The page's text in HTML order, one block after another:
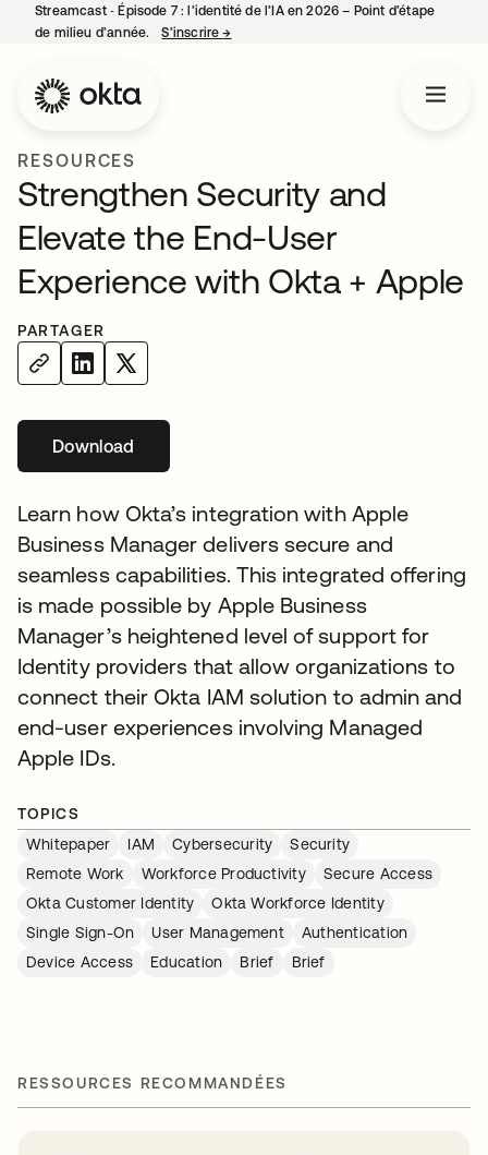
Streamcast ‑ Épisode 7 : l’identité de l’IA en 2026 – Point d’étape
de milieu d’année.
S’inscrire→
RESOURCES
Strengthen Security and
Elevate the End-User
Experience with Okta + Apple
PARTAGER
Downloads’ouvre dans un nouvel onglet
Learn how Okta’s integration with Apple
Business Manager delivers secure and
seamless capabilities. This integrated offering
is made possible by Apple Business
Manager’s heightened level of support for
Identity providers that allow organizations to
connect their Okta IAM solution to admin and
end-user experiences involving Managed
Apple IDs.
TOPICS
Whitepaper
IAM Cybersecurity
Security
Remote Work
Workforce Productivity
Secure Access
Okta Customer Identity
Okta Workforce Identity
Single Sign-On
User Management
Authentication
Device Access
Education Brief Brief
RESSOURCES RECOMMANDÉES